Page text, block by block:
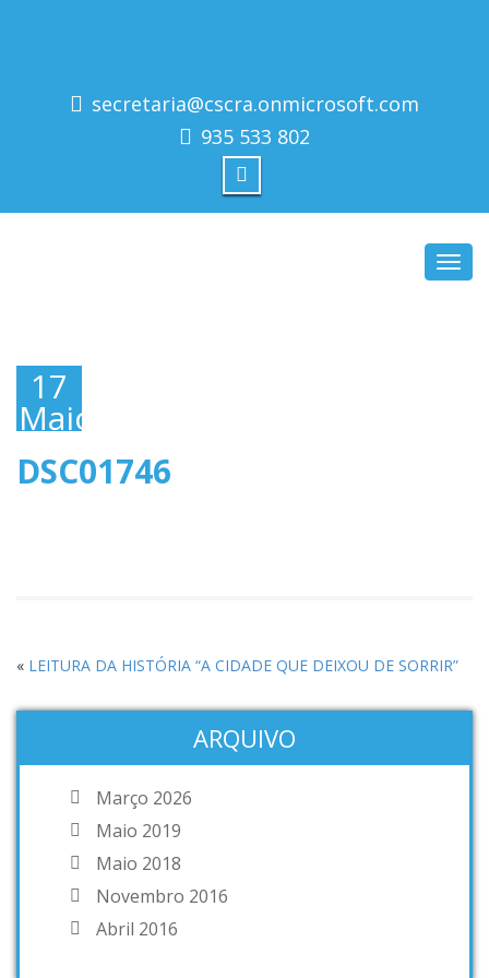
secretaria@cscra.onmicrosoft.com
935 533 802
17
Maio,
2019
DSC01746
« LEITURA DA HISTÓRIA “A CIDADE QUE DEIXOU DE SORRIR”
ARQUIVO
Março 2026
Maio 2019
Maio 2018
Novembro 2016
Abril 2016